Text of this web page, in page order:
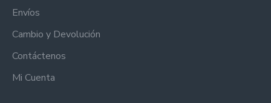
Envíos
Cambio y Devolución
Contáctenos
Mi Cuenta